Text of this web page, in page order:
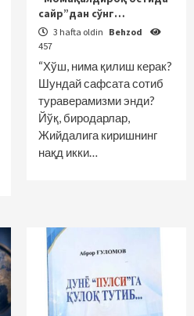
сайр”дан сўнг…
3 hafta oldin Behzod
457
“Хўш, нима қилиш керак?
Шундай сафсата сотиб
тураверамизми энди?
Йўқ, биродарлар,
Жийдалига киришнинг
нақд икки…